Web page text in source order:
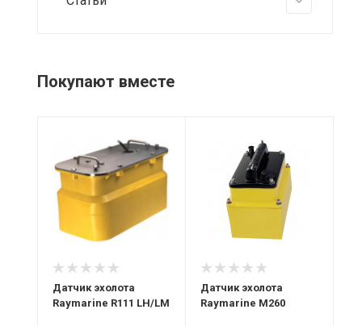
Покупают вместе
2000 Вт
Датчик эхолота
Raymarine R111 LH/LM
Датчик эхолота
Raymarine M260